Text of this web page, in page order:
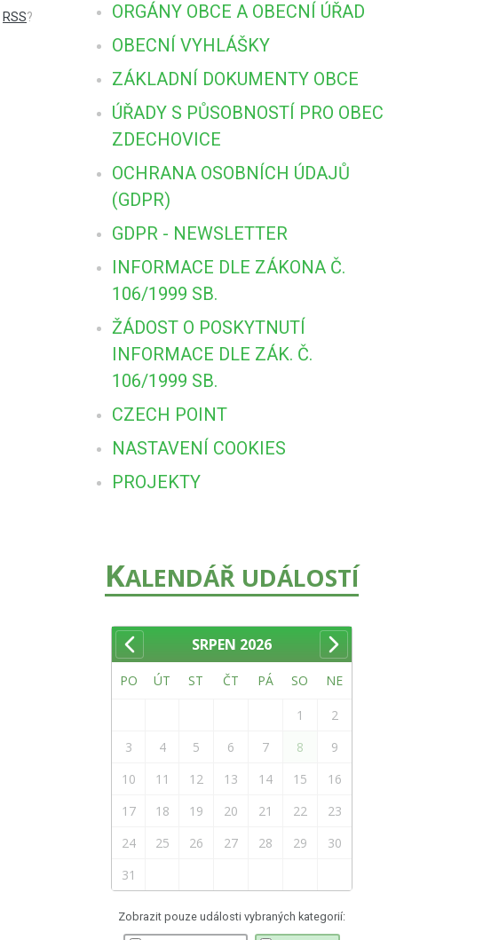
RSS?
ORGÁNY OBCE A OBECNÍ ÚŘAD
OBECNÍ VYHLÁŠKY
ZÁKLADNÍ DOKUMENTY OBCE
ÚŘADY S PŮSOBNOSTÍ PRO OBEC
ZDECHOVICE
OCHRANA OSOBNÍCH ÚDAJŮ
(GDPR)
GDPR - NEWSLETTER
INFORMACE DLE ZÁKONA Č.
106/1999 SB.
ŽÁDOST O POSKYTNUTÍ
INFORMACE DLE ZÁK. Č.
106/1999 SB.
CZECH POINT
NASTAVENÍ COOKIES
PROJEKTY
KALENDÁŘ UDÁLOSTÍ
SRPEN 2026
PO ÚT ST ČT PÁ SO NE
1
2
3
4 5 6 7 8
9
10
11 12 13 14 15
16
17
18 19 20 21 22
23
24
25 26 27 28 29
30
31
Zobrazit pouze události vybraných kategorií: